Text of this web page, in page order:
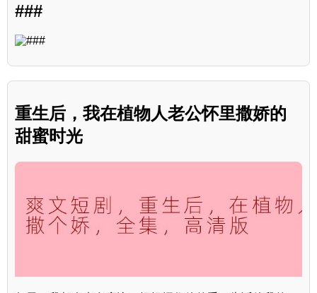
###
重生后，我在植物人老公怀里撒娇的
甜蜜时光